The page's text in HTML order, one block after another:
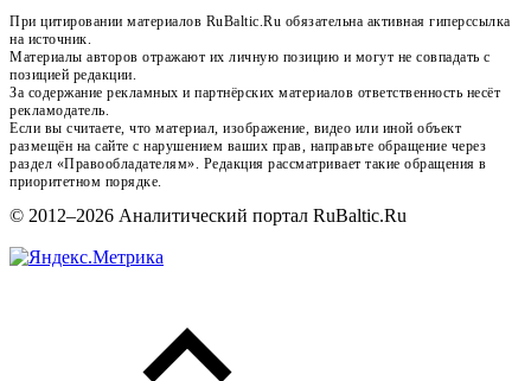
При цитировании материалов RuBaltic.Ru обязательна активная гиперссылка
на источник.
Материалы авторов отражают их личную позицию и могут не совпадать с
позицией редакции.
За содержание рекламных и партнёрских материалов ответственность несёт
рекламодатель.
Если вы считаете, что материал, изображение, видео или иной объект
размещён на сайте с нарушением ваших прав, направьте обращение через
раздел «Правообладателям». Редакция рассматривает такие обращения в
приоритетном порядке.
© 2012–2026 Аналитический портал RuBaltic.Ru